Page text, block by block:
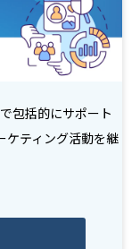
包括的にサポート
ケティング活動を継